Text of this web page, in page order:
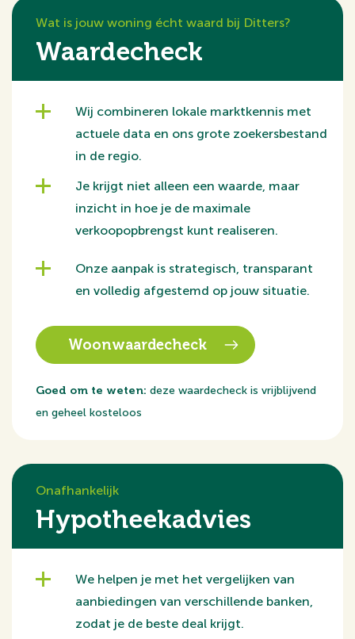
- Duurzaamheid: energielabel A++, volledig geïsoleerd,
voorzien van 14 zonnepanelen én een thuisbatterij;
- Unieke transformatie: gelegen in de gerenoveerde
met hoge ruimtes;
- Keuken: luxe woonkeuken voorzien van kookeiland en
hoogwaardige apparatuur;
- Slaapkamers: 4 ruime slaapkamers verdeeld over de
verdiepingen;
- Parkeren: twee eigen parkeerplaatsen voorzien van
- Omgeving: vrij uitzicht op groen en op loopafstand
van station en natuur.
Indeling
Begane grond
Entree met ontvangsthal. De ruime woonkamer biedt
een vrij uitzicht op het voorgelegen grasveld. De
kookeiland en diverse luxe inbouwapparatuur. De hoge
plafonds versterken hier het ruimtelijke effect van de
woning.
De overloop biedt toegang tot twee uitzonderlijk grote
slaapkamers:
Hoofdslaapkamer (ca. 25 m²): voorzien van dakramen
Wat is jouw woning écht waard bij Ditters?
Waardecheck
Wij combineren lokale marktkennis met
actuele data en ons grote zoekersbestand
in de regio.
Je krijgt niet alleen een waarde, maar
inzicht in hoe je de maximale
verkoopopbrengst kunt realiseren.
Onze aanpak is strategisch, transparant
en volledig afgestemd op jouw situatie.
Woonwaardecheck
Goed om te weten: deze waardecheck is vrijblijvend
en geheel kosteloos
Onafhankelijk
Hypotheekadvies
We helpen je met het vergelijken van
aanbiedingen van verschillende banken,
zodat je de beste deal krijgt.